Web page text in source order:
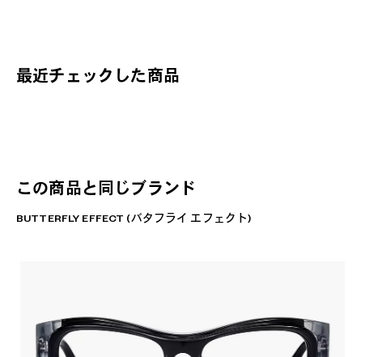
最近チェックした商品
この商品と同じブランド
BUTTERFLY EFFECT (バタフライ エフェクト)